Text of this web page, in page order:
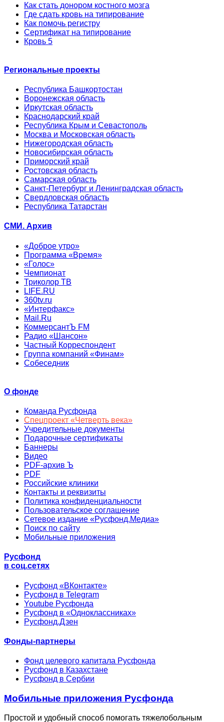
Как стать донором костного мозга
Где сдать кровь на типирование
Как помочь регистру
Сертификат на типирование
Кровь 5
Региональные проекты
Республика Башкортостан
Воронежская область
Иркутская область
Краснодарский край
Республика Крым и Севастополь
Москва и Московская область
Нижегородская область
Новосибирская область
Приморский край
Ростовская область
Самарская область
Санкт-Петербург и Ленинградская область
Свердловская область
Республика Татарстан
СМИ. Архив
«Доброе утро»
Программа «Время»
«Голос»
Чемпионат
Триколор ТВ
LIFE.RU
360tv.ru
«Интерфакс»
Mail.Ru
КоммерсантЪ FM
Радио «Шансон»
Частный Корреспондент
Группа компаний «Финам»
Собеседник
О фонде
Команда Русфонда
Спецпроект «Четверть века»
Учредительные документы
Подарочные сертификаты
Баннеры
Видео
PDF-архив Ъ
PDF
Российские клиники
Контакты и реквизиты
Политика конфиденциальности
Пользовательское соглашение
Сетевое издание «Русфонд.Медиа»
Поиск по сайту
Мобильные приложения
Русфонд
в соц.сетях
Русфонд «ВКонтакте»
Русфонд в Telegram
Youtube Русфонда
Русфонд в «Одноклассниках»
Русфонд.Дзен
Фонды-партнеры
Фонд целевого капитала Русфонда
Русфонд в Казахстане
Русфонд в Сербии
Мобильные приложения Русфонда
Простой и удобный способ помогать тяжелобольным